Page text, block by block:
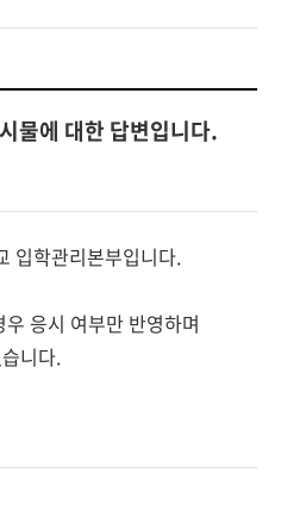
물에 대한 답변입니다.
입학관리본부입니다.
응시 여부만 반영하며
니다.